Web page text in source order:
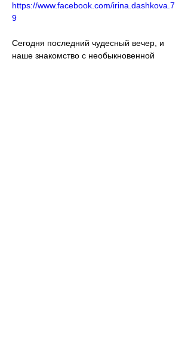
https://www.facebook.com/irina.dashkova.7
9
Сегодня последний чудесный вечер, и
наше знакомство с необыкновенной